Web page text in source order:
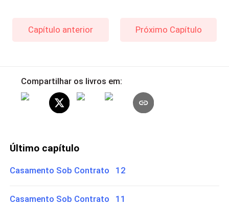
Capítulo anterior Próximo Capítulo
Compartilhar os livros em:
Último capítulo
Casamento Sob Contrato 12
Casamento Sob Contrato 11